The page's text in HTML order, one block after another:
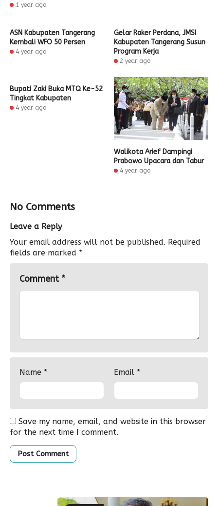
1 year ago
ASN Kabupaten Tangerang
Kembali WFO 50 Persen
4 year ago
Gelar Raker Perdana, JMSI
Kabupaten Tangerang Susun
Program Kerja
2 year ago
Bupati Zaki Buka MTQ Ke-52
Tingkat Kabupaten
4 year ago
Walikota Arief Dampingi
Prabowo Upacara dan Tabur
4 year ago
No Comments
Leave a Reply
Your email address will not be published. Required
fields are marked *
Comment *
Name * Email *
Save my name, email, and website in this browser
for the next time I comment.